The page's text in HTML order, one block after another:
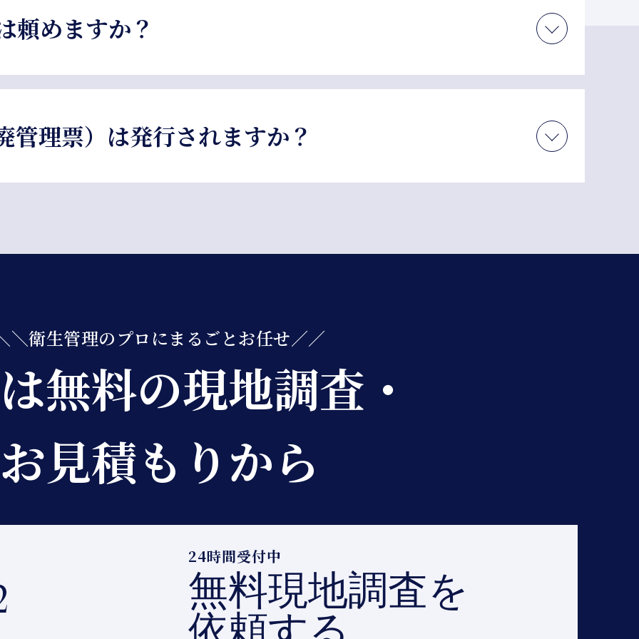
頼めますか？
営業時間外での作業をご希望の場合は、お見積もり時にご相談ください。
管理票）は発行されますか？
づき、収集した汚泥を適正に運搬・処理したことを証明します。
＼衛生管理のプロにまるごとお任せ／／
無料の現地調査・
お見積もりから
24時間受付中
無料現地調査を